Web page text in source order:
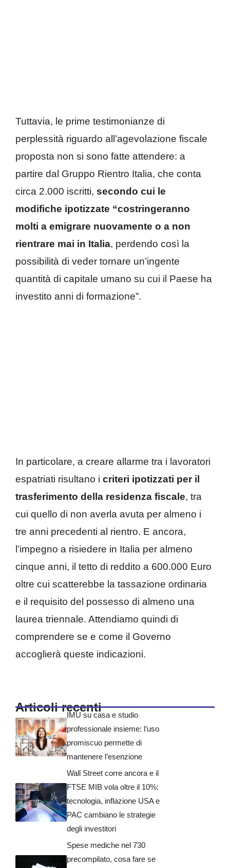
Tuttavia, le prime testimonianze di
perplessità riguardo all’agevolazione fiscale
proposta non si sono fatte attendere: a
partire dal Gruppo Rientro Italia, che conta
circa 2.000 iscritti, secondo cui le
modifiche ipotizzate “costringeranno
molti a emigrare nuovamente o a non
rientrare mai in Italia, perdendo così la
possibilità di veder tornare un’ingente
quantità di capitale umano su cui il Paese ha
investito anni di formazione”.
In particolare, a creare allarme tra i lavoratori
espatriati risultano i criteri ipotizzati per il
trasferimento della residenza fiscale, tra
cui quello di non averla avuta per almeno i
tre anni precedenti al rientro. E ancora,
l’impegno a risiedere in Italia per almeno
cinque anni, il tetto di reddito a 600.000 Euro
oltre cui scatterebbe la tassazione ordinaria
e il requisito del possesso di almeno una
laurea triennale. Attendiamo quindi di
comprendere se e come il Governo
accoglierà queste indicazioni.
Articoli recenti
IMU su casa e studio
professionale insieme: l’uso
promiscuo permette di
mantenere l’esenzione
Wall Street corre ancora e il
FTSE MIB vola oltre il 10%:
tecnologia, inflazione USA e
PAC cambiano le strategie
degli investitori
Spese mediche nel 730
precompilato, cosa fare se